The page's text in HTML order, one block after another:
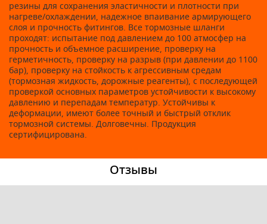
резины для сохранения эластичности и плотности при
нагреве/охлаждении, надежное впаивание армирующего
слоя и прочность фитингов. Все тормозные шланги
проходят: испытание под давлением до 100 атмосфер на
прочность и объемное расширение, проверку на
герметичность, проверку на разрыв (при давлении до 1100
бар), проверку на стойкость к агрессивным средам
(тормозная жидкость, дорожные реагенты), с последующей
проверкой основных параметров устойчивости к высокому
давлению и перепадам температур. Устойчивы к
деформации, имеют более точный и быстрый отклик
тормозной системы. Долговечны. Продукция
сертифицирована.
Отзывы